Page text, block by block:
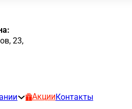
23,
Акции Контакты